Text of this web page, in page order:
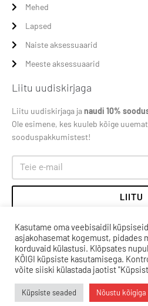
Mehed
Lapsed
Naiste aksessuaarid
Meeste aksessuaarid
Liitu uudiskirjaga
Liitu uudiskirjaga janaudi 10%
Ole esimene, kes kuuleb kõige
sooduspakkumistest!
LIITU
Kasutame oma veebisaidil
asjakohasemat kogemust, pidades
korduvaid külastusi. Klõpsates
KÕIGI küpsiste kasutamisega.
võite siiski külastada jaotist
Küpsiste seaded Nõustu kõigiga